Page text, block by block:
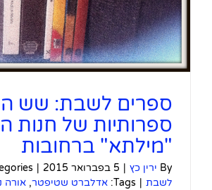
ספרים לשבת: שש
ספרותיות של חנות
"מילתא" ברחובות
By ירין כץ | 5 בפברואר 2015 |
לשבת |
Tags: אדלברט שטיפטר, אורה